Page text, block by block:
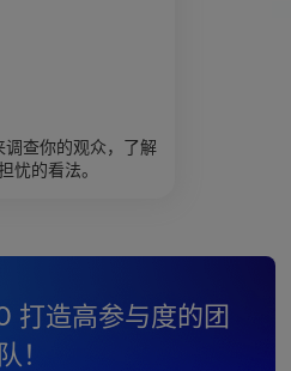
查你的观众，了解
忧的看法。
造高参与度的团
队！